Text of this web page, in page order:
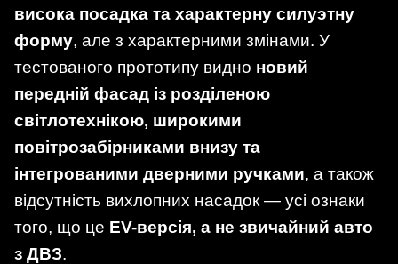
висока посадка та характерну силуэтну
форму, але з характерними змінами. У
тестованого прототипу видно новий
передній фасад із розділеною
світлотехнікою, широкими
повітрозабірниками внизу та
інтегрованими дверними ручками, а також
відсутність вихлопних насадок — усі ознаки
того, що це EV-версія, а не звичайний авто
з ДВЗ.